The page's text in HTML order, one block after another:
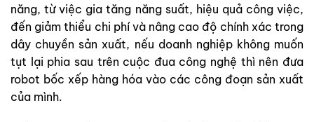
năng, từ việc gia tăng năng suất, hiệu quả công việc,
đến giảm thiểu chi phí và nâng cao độ chính xác trong
dây chuyền sản xuất, nếu doanh nghiệp không muốn
tụt lại phia sau trên cuộc đua công nghệ thì nên đưa
robot bốc xếp hàng hóa vào các công đoạn sản xuất
của mình.